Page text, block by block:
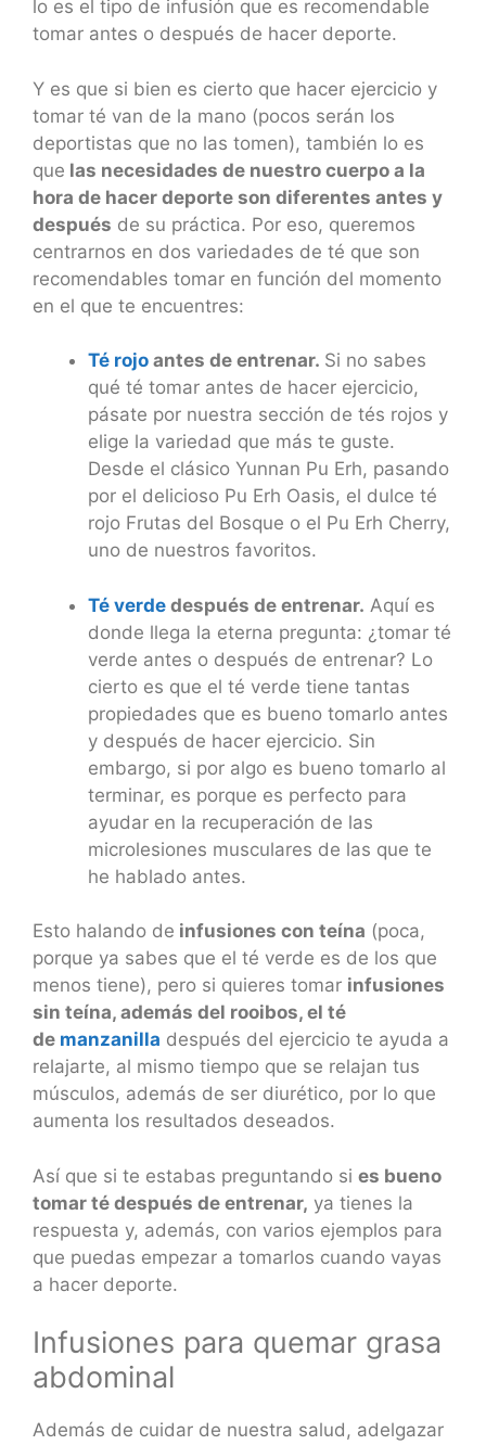
lo es el tipo de infusión que es recomendable
tomar antes o después de hacer deporte.
Y es que si bien es cierto que hacer ejercicio y
tomar té van de la mano (pocos serán los
deportistas que no las tomen), también lo es
que las necesidades de nuestro cuerpo a la
hora de hacer deporte son diferentes antes y
después de su práctica. Por eso, queremos
centrarnos en dos variedades de té que son
recomendables tomar en función del momento
en el que te encuentres:
Té rojo antes de entrenar. Si no sabes
qué té tomar antes de hacer ejercicio,
pásate por nuestra sección de tés rojos y
elige la variedad que más te guste.
Desde el clásico Yunnan Pu Erh, pasando
por el delicioso Pu Erh Oasis, el dulce té
rojo Frutas del Bosque o el Pu Erh Cherry,
uno de nuestros favoritos.
Té verde después de entrenar. Aquí es
donde llega la eterna pregunta: ¿tomar té
verde antes o después de entrenar? Lo
cierto es que el té verde tiene tantas
propiedades que es bueno tomarlo antes
y después de hacer ejercicio. Sin
embargo, si por algo es bueno tomarlo al
terminar, es porque es perfecto para
ayudar en la recuperación de las
microlesiones musculares de las que te
he hablado antes.
Esto halando de infusiones con teína (poca,
porque ya sabes que el té verde es de los que
menos tiene), pero si quieres tomar infusiones
sin teína, además del rooibos, el té
de manzanilla después del ejercicio te ayuda a
relajarte, al mismo tiempo que se relajan tus
músculos, además de ser diurético, por lo que
aumenta los resultados deseados.
Así que si te estabas preguntando si es bueno
tomar té después de entrenar, ya tienes la
respuesta y, además, con varios ejemplos para
que puedas empezar a tomarlos cuando vayas
a hacer deporte.
Infusiones para quemar grasa
abdominal
Además de cuidar de nuestra salud, adelgazar